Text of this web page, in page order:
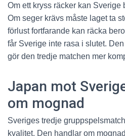
Om ett kryss räcker kan Sverige
Om seger krävs måste laget ta
förlust fortfarande kan räcka
får Sverige inte rasa i slutet.
gör den tredje matchen mer
Japan mot
om mognad
Sveriges tredje
kvalitet. Den handlar om